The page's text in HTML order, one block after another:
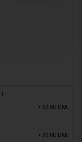
+ 69,00 DKK
+ 39,00 DKK